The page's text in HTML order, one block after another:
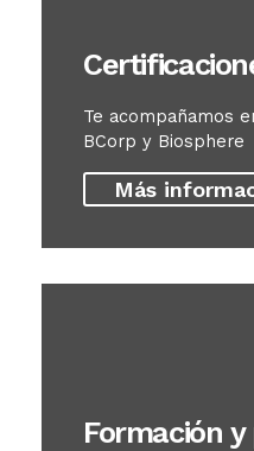
Te acompañamos
BCorp y Biosphere
Más
Formación